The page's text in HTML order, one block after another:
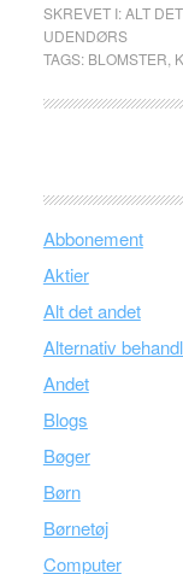
SKREVET I:ALT
UDENDØRS
TAGS: BLOMSTER
Abbonement
Aktier
Alt det andet
Alternativ
Andet
Blogs
Bøger
Børn
Børnetøj
Computer